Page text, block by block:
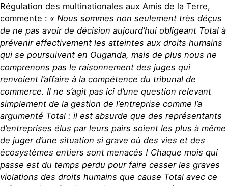
Régulation des multinationales aux Amis de la Terre,
commente : « Nous sommes non seulement très déçus
de ne pas avoir de décision aujourd’hui obligeant Total à
prévenir effectivement les atteintes aux droits humains
qui se poursuivent en Ouganda, mais de plus nous ne
comprenons pas le raisonnement des juges qui
renvoient l’affaire à la compétence du tribunal de
commerce. Il ne s’agit pas ici d’une question relevant
simplement de la gestion de l’entreprise comme l’a
argumenté Total : il est absurde que des représentants
d’entreprises élus par leurs pairs soient les plus à même
de juger d’une situation si grave où des vies et des
écosystèmes entiers sont menacés ! Chaque mois qui
passe est du temps perdu pour faire cesser les graves
violations des droits humains que cause Total avec ce